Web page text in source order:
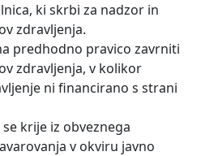
ki skrbi za nadzor in
zdravljenja.
predhodno pravico zavrniti
zdravljenja, v kolikor
ni financirano s strani
krije iz obveznega
v okviru javno